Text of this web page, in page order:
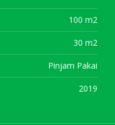
100 m2
30 m2
Pinjam Pakai
2019